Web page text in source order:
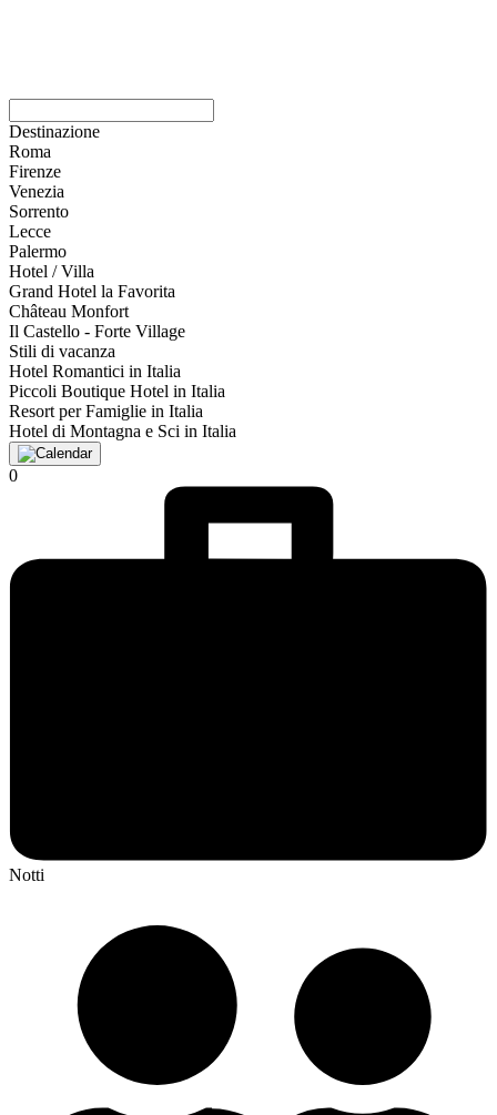
Destinazione
Roma
Firenze
Venezia
Sorrento
Lecce
Palermo
Hotel / Villa
Grand Hotel la Favorita
Château Monfort
Il Castello - Forte Village
Stili di vacanza
Hotel Romantici in Italia
Piccoli Boutique Hotel in Italia
Resort per Famiglie in Italia
Hotel di Montagna e Sci in Italia
0
Notti